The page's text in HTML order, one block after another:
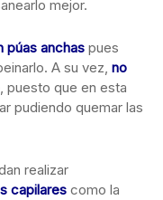
mejor.
púas anchas pues
A su vez, no
, puesto que en esta
pudiendo quemar las
realizar
capilares como la